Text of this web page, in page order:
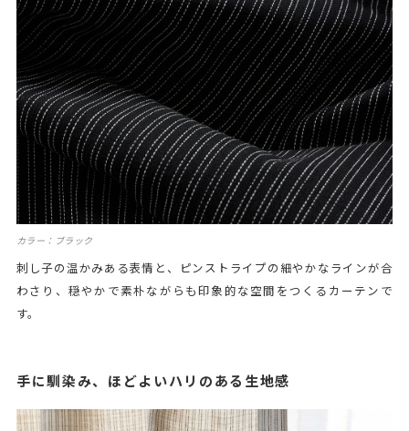
カラー：ブラック
刺し子の温かみある表情と、ピンストライプの細やかなラインが合
わさり、穏やかで素朴ながらも印象的な空間をつくるカーテンで
す。
手に馴染み、ほどよいハリのある生地感